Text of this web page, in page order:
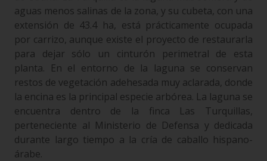
aguas menos salinas de la zona, y su cubeta, con una
extensión de 43.4 ha, está prácticamente ocupada
por carrizo, aunque existe el proyecto de restaurarla
para dejar sólo un cinturón perimetral de esta
planta. En el entorno de la laguna se conservan
restos de vegetación adehesada muy aclarada, donde
la encina es la principal especie arbórea. La laguna se
encuentra dentro de la finca Las Turquillas,
perteneciente al Ministerio de Defensa y dedicada
durante largo tiempo a la cría de caballo hispano-
árabe.